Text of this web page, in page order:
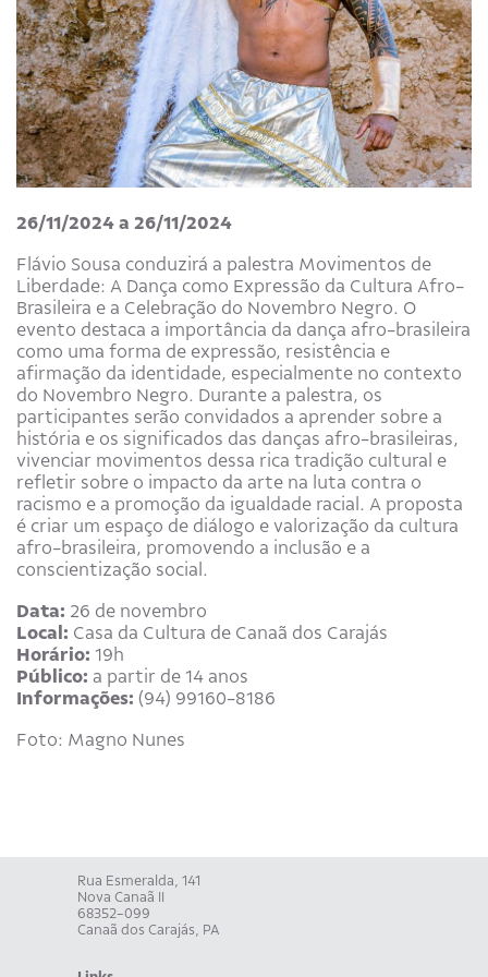
26/11/2024 a 26/11/2024
Flávio Sousa conduzirá a palestra Movimentos de
Liberdade: A Dança como Expressão da Cultura Afro-
Brasileira e a Celebração do Novembro Negro. O
evento destaca a importância da dança afro-brasileira
como uma forma de expressão, resistência e
afirmação da identidade, especialmente no contexto
do Novembro Negro. Durante a palestra, os
participantes serão convidados a aprender sobre a
história e os significados das danças afro-brasileiras,
vivenciar movimentos dessa rica tradição cultural e
refletir sobre o impacto da arte na luta contra o
racismo e a promoção da igualdade racial. A proposta
é criar um espaço de diálogo e valorização da cultura
afro-brasileira, promovendo a inclusão e a
conscientização social.
Data: 26 de novembro
Local: Casa da Cultura de Canaã dos Carajás
Horário: 19h
Público: a partir de 14 anos
Informações: (94) 99160-8186
Foto: Magno Nunes
Rua Esmeralda, 141
Nova Canaã II
68352-099
Canaã dos Carajás, PA